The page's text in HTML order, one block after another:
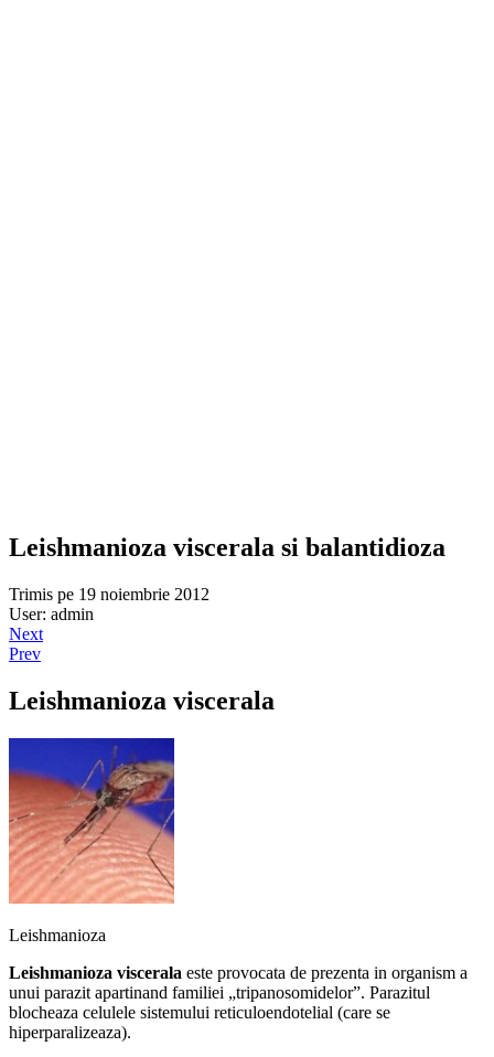
Leishmanioza viscerala si balantidioza
Trimis pe 19 noiembrie 2012
User: admin
Next
Prev
Leishmanioza viscerala
Leishmanioza
Leishmanioza viscerala este provocata de prezenta in organism a
unui parazit apartinand familiei „tripanosomidelor”. Parazitul
blocheaza celulele sistemului reticuloendotelial (care se
hiperparalizeaza).